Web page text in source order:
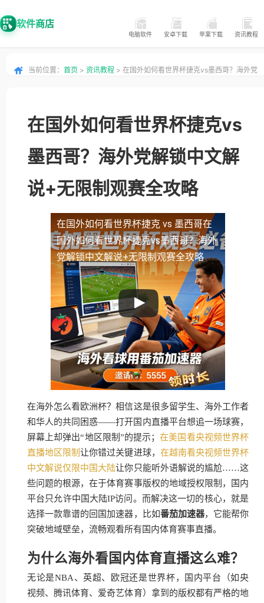
软件商店
电脑软件 安卓下载 苹果下载 资讯教程
当前位置： 首页 > 资讯教程 > 在国外如何看世界杯捷克vs墨西哥？海外党
在国外如何看世界杯捷克vs
墨西哥？海外党解锁中文解
说+无限制观赛全攻略
在国外如何看世界杯捷克 vs 墨西哥在
国外如何看世界杯捷克vs墨西哥？海外
党解锁中文解说+无限制观赛全攻略
在海外怎么看欧洲杯？相信这是很多留学生、海外工作者
和华人的共同困惑——打开国内直播平台想追一场球赛，
屏幕上却弹出“地区限制”的提示；在美国看央视频世界杯
直播地区限制让你错过关键进球， 在越南看央视频世界杯
中文解说仅限中国大陆让你只能听外语解说的尴尬……这
些问题的根源，在于体育赛事版权的地域授权限制，国内
平台只允许中国大陆IP访问。而解决这一切的核心，就是
选择一款靠谱的回国加速器，比如番茄加速器，它能帮你
突破地域壁垒，流畅观看所有国内体育赛事直播。
为什么海外看国内体育直播这么难？
无论是NBA、英超、欧冠还是世界杯，国内平台（如央
视频、腾讯体育、爱奇艺体育）拿到的版权都有严格的地